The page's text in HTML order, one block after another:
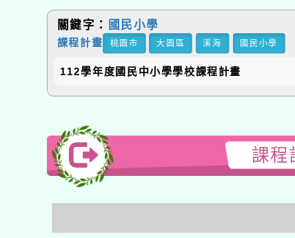
關鍵字： 國民小學
課程計畫 桃園市 大園區 溪海 國民小學
112學年度國民中小學學校課程計畫
課程